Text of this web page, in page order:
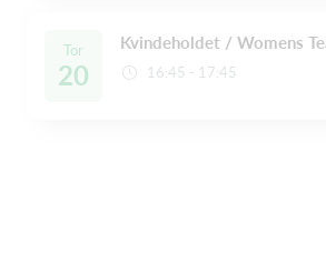
Tor
20
Kvindeholdet / Womens
16:45 - 17:45